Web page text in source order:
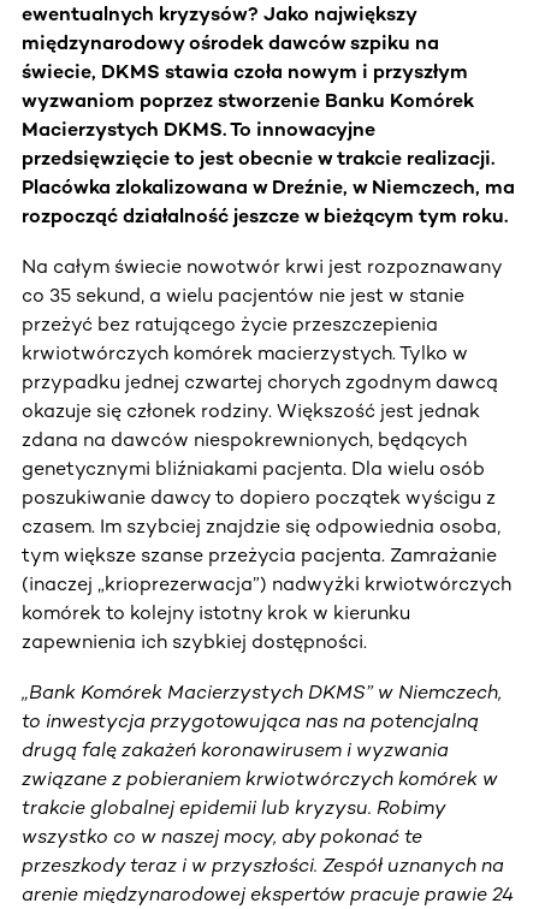
ewentualnych kryzysów? Jako największy
międzynarodowy ośrodek dawców szpiku na
świecie, DKMS stawia czoła nowym i przyszłym
wyzwaniom poprzez stworzenie Banku Komórek
Macierzystych DKMS. To innowacyjne
przedsięwzięcie to jest obecnie w trakcie realizacji.
Placówka zlokalizowana w Dreźnie, w Niemczech, ma
rozpocząć działalność jeszcze w bieżącym tym roku.
Na całym świecie nowotwór krwi jest rozpoznawany
co 35 sekund, a wielu pacjentów nie jest w stanie
przeżyć bez ratującego życie przeszczepienia
krwiotwórczych komórek macierzystych. Tylko w
przypadku jednej czwartej chorych zgodnym dawcą
okazuje się członek rodziny. Większość jest jednak
zdana na dawców niespokrewnionych, będących
genetycznymi bliźniakami pacjenta. Dla wielu osób
poszukiwanie dawcy to dopiero początek wyścigu z
czasem. Im szybciej znajdzie się odpowiednia osoba,
tym większe szanse przeżycia pacjenta. Zamrażanie
(inaczej „krioprezerwacja”) nadwyżki krwiotwórczych
komórek to kolejny istotny krok w kierunku
zapewnienia ich szybkiej dostępności.
„Bank Komórek Macierzystych DKMS” w Niemczech,
to inwestycja przygotowująca nas na potencjalną
drugą falę zakażeń koronawirusem i wyzwania
związane z pobieraniem krwiotwórczych komórek w
trakcie globalnej epidemii lub kryzysu. Robimy
wszystko co w naszej mocy, aby pokonać te
przeszkody teraz i w przyszłości. Zespół uznanych na
arenie międzynarodowej ekspertów pracuje prawie 24